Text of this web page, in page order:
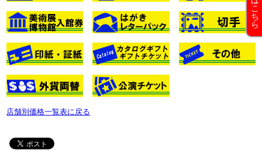
店舗別価格一覧表に戻る
こ
ち
ら